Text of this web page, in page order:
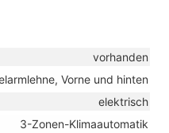
vorhanden
Vorne und hinten
elektrisch
3-Zonen-Klimaautomatik